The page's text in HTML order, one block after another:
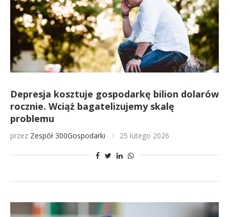
Depresja kosztuje gospodarkę bilion dolarów
rocznie. Wciąż bagatelizujemy skalę
problemu
przez Zespół 300Gospodarki 25 lutego 2026